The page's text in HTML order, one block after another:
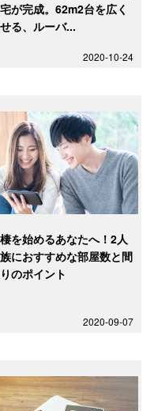
が完成。62m2台を広く
る、ルーバ...
2020-10-24
を始めるあなたへ！2人
におすすめな部屋数と間
のポイント
2020-09-07